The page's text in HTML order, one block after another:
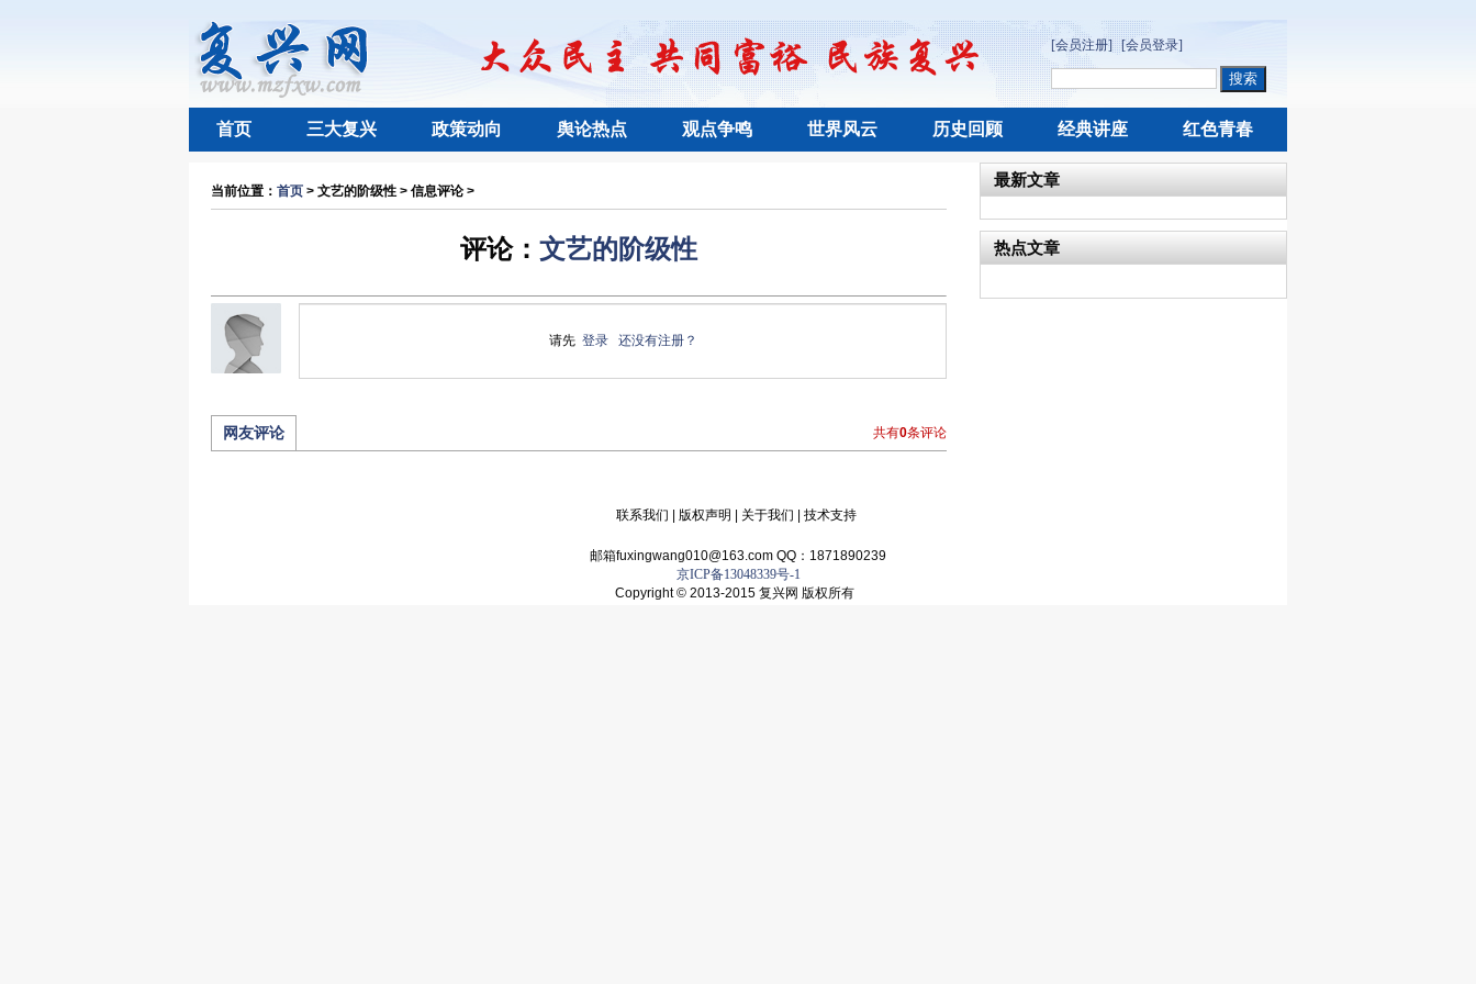
[会员注册] [会员登录]
首页 三大复兴 政策动向 舆论热点 观点争鸣 世界风云 历史回顾 经典讲座 红色青春
当前位置： 首页 > 文艺的阶级性 > 信息评论 >
评论： 文艺的阶级性
请先 登录 还没有注册？
网友评论 共有0条评论
最新文章
热点文章
联系我们 版权声明 关于我们 技术支持
邮箱fuxingwang010@163.com QQ：1871890239
京ICP备13048339号-1
Copyright © 2013-2015 复兴网 版权所有